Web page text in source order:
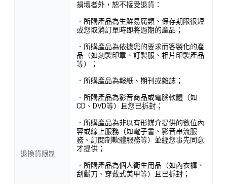
退換貨限制
損壞者外，恕不接受退貨：
．所購產品為生鮮易腐類、保存期限很短
或您取消訂單時即將過期的產品；
．所購產品為依據您的要求而客製化的產
品（如刻製印章、訂製服、相片印製產品
等）；
．所購產品為報紙、期刊或雜誌；
．所購產品為影音商品或電腦軟體（如
CD、DVD等）且您已拆封；
．所購產品為非以有形媒介提供的數位內
容或線上服務（如電子書、影音串流服
務、訂閱制軟體服務等）並經您事先同意
才提供；
．所購產品為個人衛生用品（如內衣褲、
刮鬍刀、穿戴式美甲等）且已拆封；